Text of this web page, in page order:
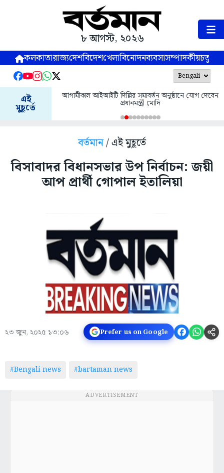
৮ আগস্ট, ২০২৬
কলকাতারাজ্যদেশবিদেশখেলাবিনোদনব্যবসাসম্পাদকীয়
এই
মুহূর্তে
আগামীকাল আইআইটি দিল্লির সমাবর্তন অনুষ্ঠানে যোগ দেবেন
প্রধানমন্ত্রী মোদি
বর্তমান/ এই মুহূর্তে
বিসাবাদর বিধানসভার উপ নির্বাচন: জয়ী
আপ প্রার্থী গোপাল ইতালিয়া
২৩ জুন, ২০২৫ ১৩:০৬ Prefer us on Google
#Bengali news #bartaman news
ADVERTISEMENT